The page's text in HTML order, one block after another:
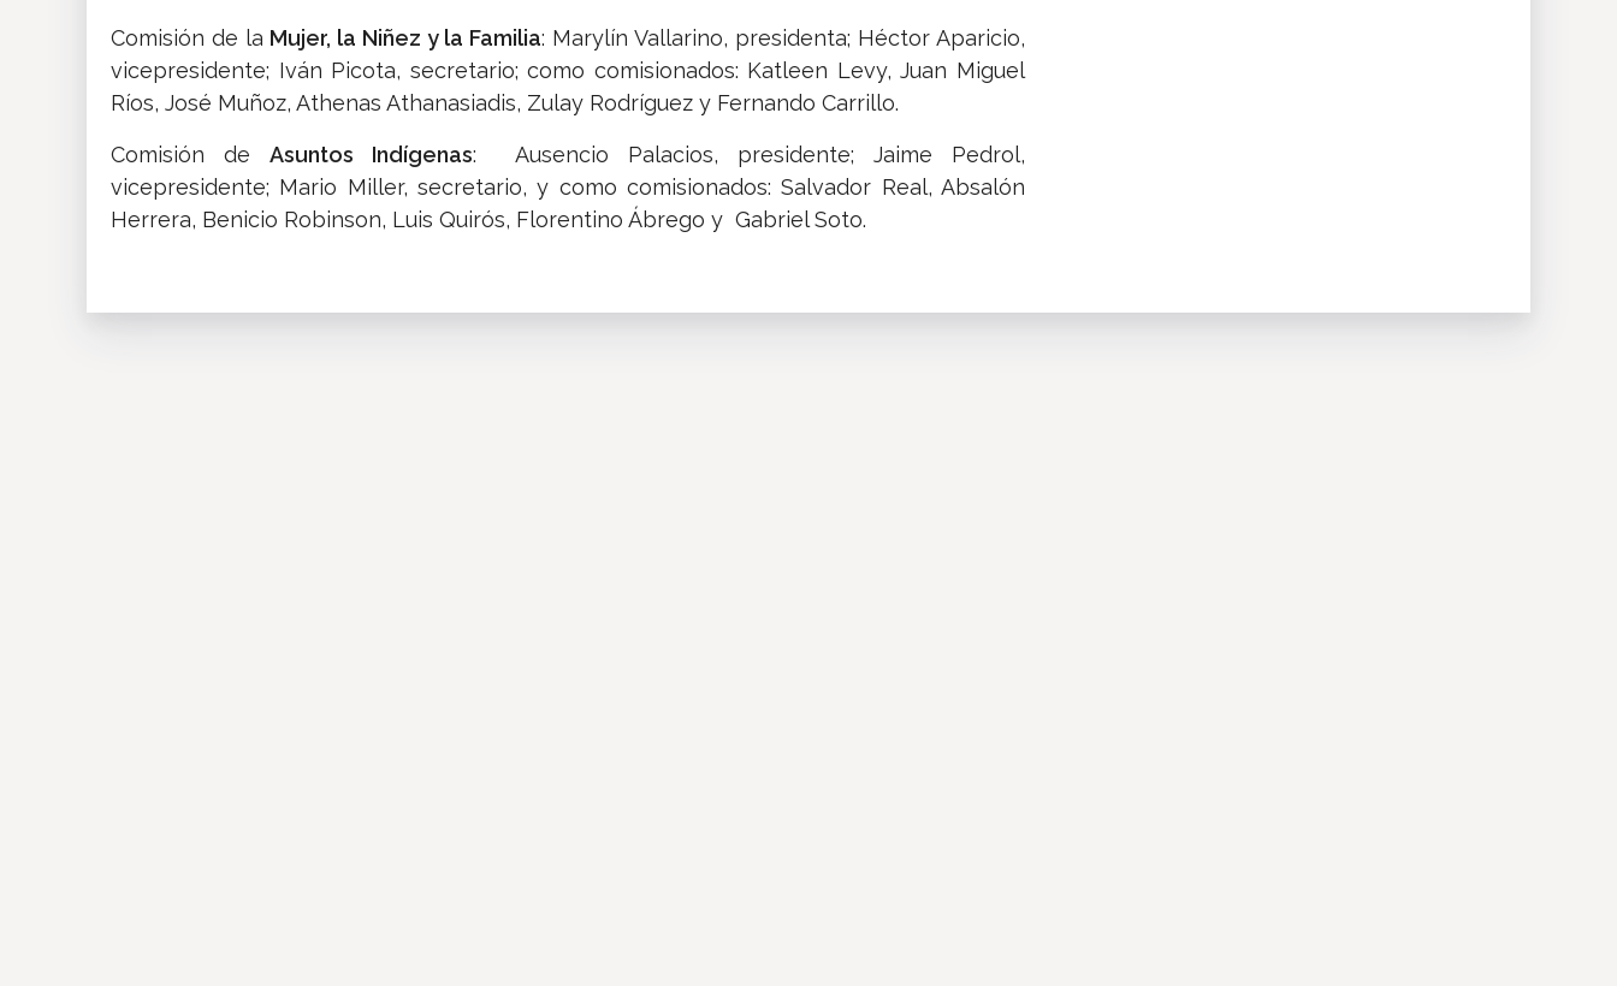
Comisión de la Mujer, la Niñez y la Familia: Marylín Vallarino, presidenta; Héctor Aparicio,
vicepresidente; Iván Picota, secretario; como comisionados: Katleen Levy, Juan Miguel
Ríos, José Muñoz, Athenas Athanasiadis, Zulay Rodríguez y Fernando Carrillo.
Comisión de Asuntos Indígenas: Ausencio Palacios, presidente; Jaime Pedrol,
vicepresidente; Mario Miller, secretario, y como comisionados: Salvador Real, Absalón
Herrera, Benicio Robinson, Luis Quirós, Florentino Ábrego y Gabriel Soto.